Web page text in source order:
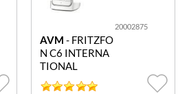
20002875
AVM - FRITZFO
N C6 INTERNA
TIONAL